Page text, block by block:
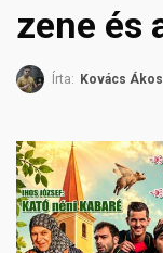
zene és
Írta: Kovács Ákos